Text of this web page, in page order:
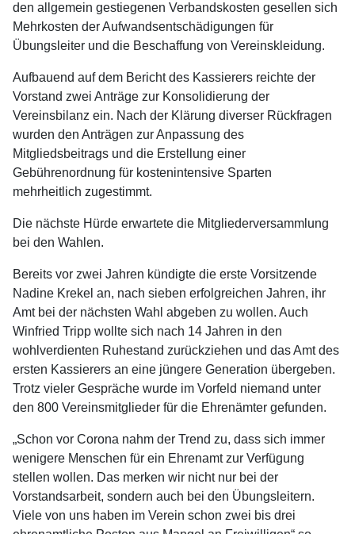
den allgemein gestiegenen Verbandskosten gesellen sich
Mehrkosten der Aufwandsentschädigungen für
Übungsleiter und die Beschaffung von Vereinskleidung.
Aufbauend auf dem Bericht des Kassierers reichte der
Vorstand zwei Anträge zur Konsolidierung der
Vereinsbilanz ein. Nach der Klärung diverser Rückfragen
wurden den Anträgen zur Anpassung des
Mitgliedsbeitrags und die Erstellung einer
Gebührenordnung für kostenintensive Sparten
mehrheitlich zugestimmt.
Die nächste Hürde erwartete die Mitgliederversammlung
bei den Wahlen.
Bereits vor zwei Jahren kündigte die erste Vorsitzende
Nadine Krekel an, nach sieben erfolgreichen Jahren, ihr
Amt bei der nächsten Wahl abgeben zu wollen. Auch
Winfried Tripp wollte sich nach 14 Jahren in den
wohlverdienten Ruhestand zurückziehen und das Amt des
ersten Kassierers an eine jüngere Generation übergeben.
Trotz vieler Gespräche wurde im Vorfeld niemand unter
den 800 Vereinsmitglieder für die Ehrenämter gefunden.
„Schon vor Corona nahm der Trend zu, dass sich immer
wenigere Menschen für ein Ehrenamt zur Verfügung
stellen wollen. Das merken wir nicht nur bei der
Vorstandsarbeit, sondern auch bei den Übungsleitern.
Viele von uns haben im Verein schon zwei bis drei